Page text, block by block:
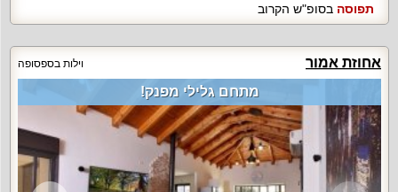
תפוסה בסופ"ש הקרוב
אחוזת אמור וילות בספסופה
מתחם גלילי מפנק!